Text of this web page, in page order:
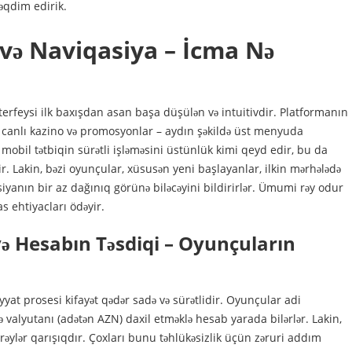
edirik.
Naviqasiya – İcma Nə
ilk baxışdan asan başa düşülən və intuitivdir. Platformanın
kazino və promosyonlar – aydın şəkildə üst menyuda
mobil tətbiqin sürətli işləməsini üstünlük kimi qeyd edir, bu da
bəzi oyunçular, xüsusən yeni başlayanlar, ilkin mərhələdə
bir az dağınıq görünə biləcəyini bildirirlər. Ümumi rəy odur
ehtiyacları ödəyir.
Təsdiqi – Oyunçuların
prosesi kifayət qədər sadə və sürətlidir. Oyunçular adi
(adətən AZN) daxil etməklə hesab yarada bilərlər. Lakin,
qarışıqdır. Çoxları bunu təhlükəsizlik üçün zəruri addım